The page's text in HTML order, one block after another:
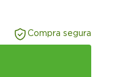
Compra segura